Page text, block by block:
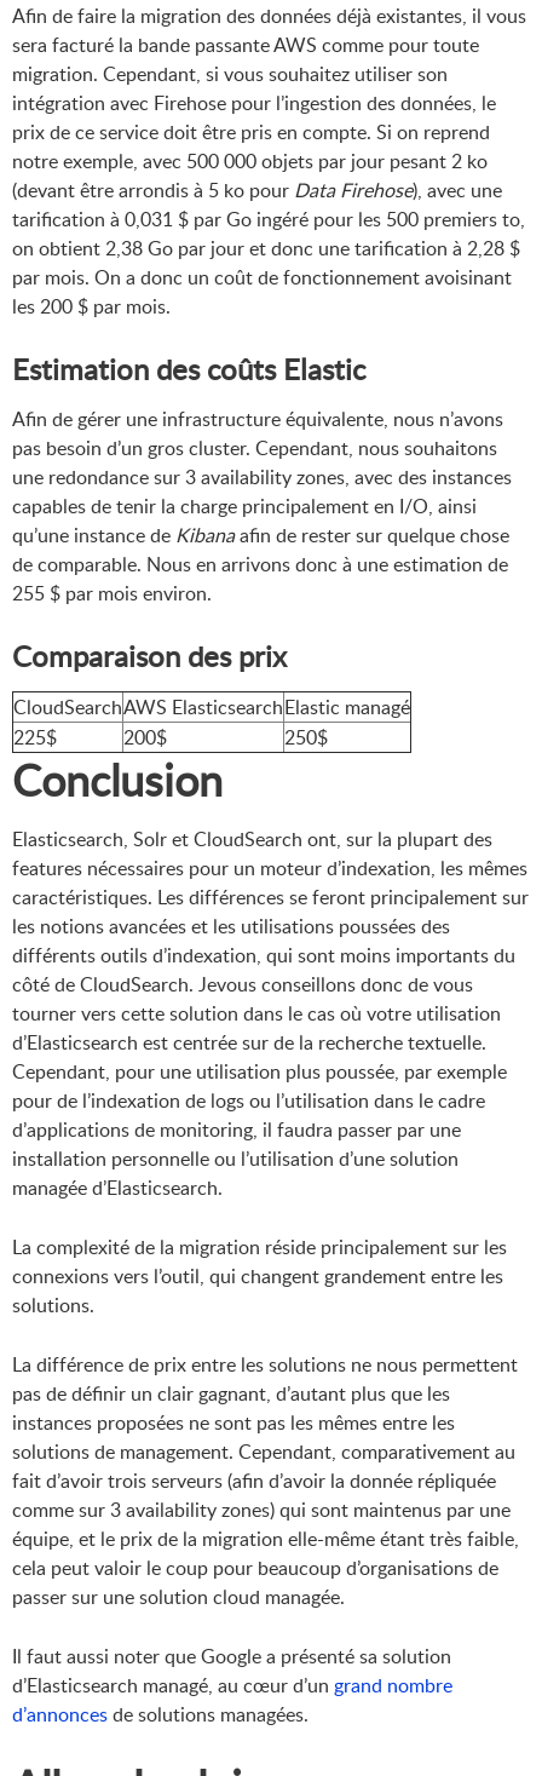
Afin de faire la migration des données déjà existantes, il vous
sera facturé la bande passante AWS comme pour toute
migration. Cependant, si vous souhaitez utiliser son
intégration avec Firehose pour l’ingestion des données, le
prix de ce service doit être pris en compte. Si on reprend
notre exemple, avec 500 000 objets par jour pesant 2 ko
(devant être arrondis à 5 ko pour Data Firehose), avec une
tarification à 0,031 $ par Go ingéré pour les 500 premiers to,
on obtient 2,38 Go par jour et donc une tarification à 2,28 $
par mois. On a donc un coût de fonctionnement avoisinant
les 200 $ par mois.
Estimation des coûts Elastic
Afin de gérer une infrastructure équivalente, nous n’avons
pas besoin d’un gros cluster. Cependant, nous souhaitons
une redondance sur 3 availability zones, avec des instances
capables de tenir la charge principalement en I/O, ainsi
qu’une instance de Kibanaafin de rester sur quelque chose
de comparable. Nous en arrivons donc à une estimation de
255 $ par mois environ.
Comparaison des prix
CloudSearchAWS ElasticsearchElastic managé
225$
200$ 250$
Conclusion
Elasticsearch, Solr et CloudSearch ont, sur la plupart des
features nécessaires pour un moteur d’indexation, les mêmes
caractéristiques. Les différences se feront principalement sur
les notions avancées et les utilisations poussées des
différents outils d’indexation, qui sont moins importants du
côté de CloudSearch. Jevous conseillons donc de vous
tourner vers cette solution dans le cas où votre utilisation
d’Elasticsearch est centrée sur de la recherche textuelle.
Cependant, pour une utilisation plus poussée, par exemple
pour de l’indexation de logs ou l’utilisation dans le cadre
d’applications de monitoring, il faudra passer par une
installation personnelle ou l’utilisation d’une solution
managée d’Elasticsearch.
La complexité de la migration réside principalement sur les
connexions vers l’outil, qui changent grandement entre les
solutions.
La différence de prix entre les solutions ne nous permettent
pas de définir un clair gagnant, d’autant plus que les
instances proposées ne sont pas les mêmes entre les
solutions de management. Cependant, comparativement au
fait d’avoir trois serveurs (afin d’avoir la donnée répliquée
comme sur 3 availability zones) qui sont maintenus par une
équipe, et le prix de la migration elle-même étant très faible,
cela peut valoir le coup pour beaucoup d’organisations de
passer sur une solution cloud managée.
Il faut aussi noter que Google a présenté sa solution
d’Elasticsearch managé, au cœur d’un grand nombre
d’annoncesde solutions managées.